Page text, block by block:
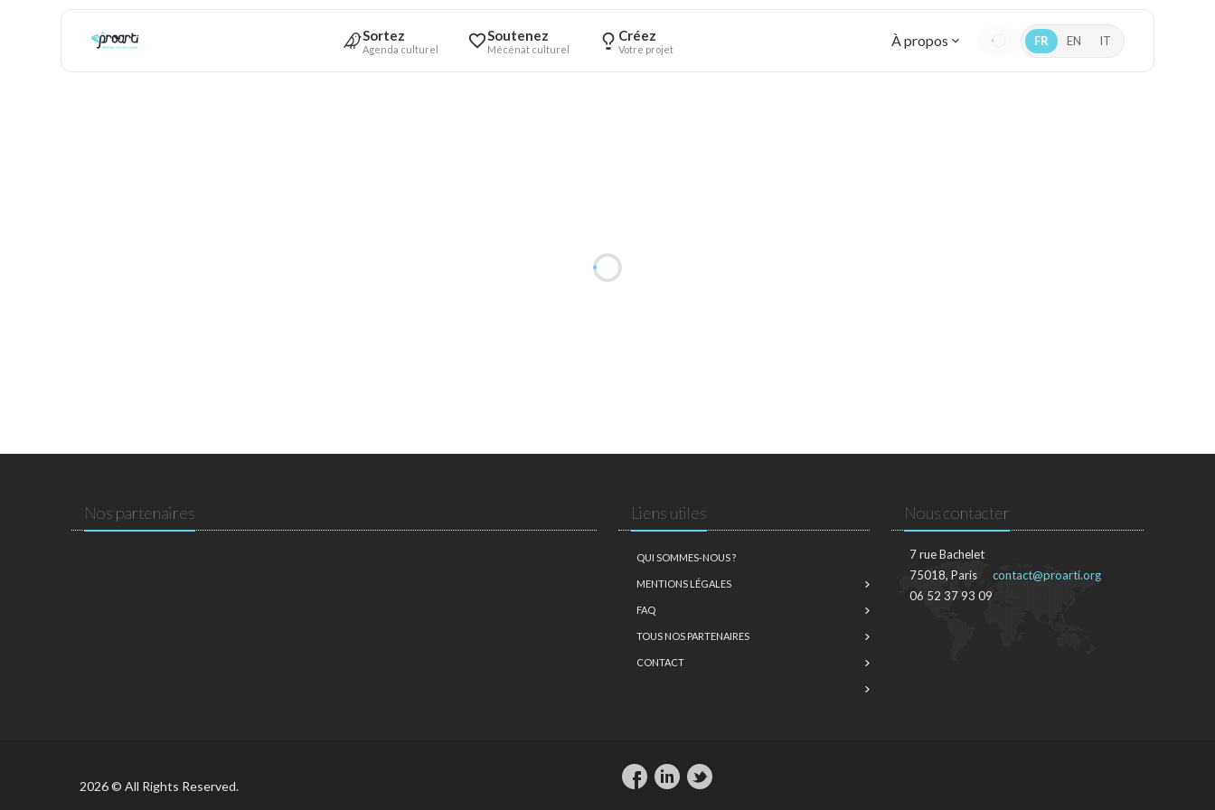
Sortez
Agenda culturel
Soutenez
Mécénat culturel
Créez
Votre projet À propos FR EN IT
Nos partenaires Liens utiles
QUI SOMMES-NOUS ?
MENTIONS LÉGALES
FAQ
TOUS NOS PARTENAIRES
CONTACT
Nous contacter
7 rue Bachelet
75018, Paris
06 52 37 93 09
contact@proarti.org
2026 © All Rights Reserved.